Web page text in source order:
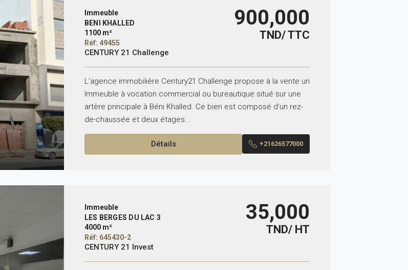
Immeuble
BENI KHALLED
1100 m²
Réf: 49455
CENTURY 21 Challenge
900,000
TND/ TTC
L’agence immobilière Century21 Challenge propose à la vente un
Immeuble à vocation commercial ou bureautique situé sur une
artère principale à Béni Khalled. Ce bien est composé d’un rez-
de-chaussée et deux étages...
Détails +21626577000
Immeuble
LES BERGES DU LAC 3
4000 m²
Réf: 645430-2
CENTURY 21 Invest
35,000
TND/ HT